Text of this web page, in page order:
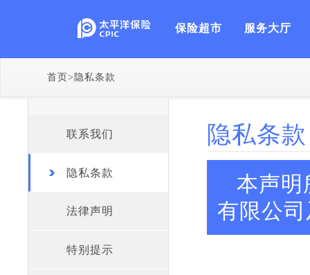
保险超市 服务大厅
首页> 隐私条款
联系我们
隐私条款
法律声明
特别提示
隐私条款
本声明
有限公